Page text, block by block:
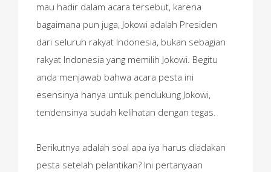
mau hadir dalam acara tersebut, karena
bagaimana pun juga, Jokowi adalah Presiden
dari seluruh rakyat Indonesia, bukan sebagian
rakyat Indonesia yang memilih Jokowi. Begitu
anda menjawab bahwa acara pesta ini
esensinya hanya untuk pendukung Jokowi,
tendensinya sudah kelihatan dengan tegas.
Berikutnya adalah soal apa iya harus diadakan
pesta setelah pelantikan? Ini pertanyaan